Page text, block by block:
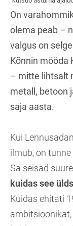
On
olema peab –
valgus on
Kõnnin mööda
– mitte lihtsalt
metall, betoon
saja aasta.
Kui
ilmub, on
Sa seisad
kuidas see
Kuidas ehitati